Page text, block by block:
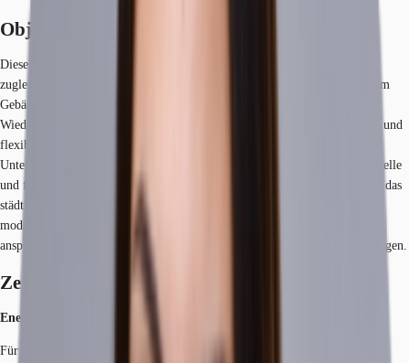
Objekt
Dieses repräsentative Bürogebäude besticht durch seine historische und
zugleich moderne Architektur. Die elegant gegliederte Fassade verleiht dem
Gebäude einen zeitlosen Charakter und sorgt für einen hohen
Wiedererkennungswert. Im Inneren erwarten Sie hochwertig ausgestattete und
flexibel gestaltbare Büroflächen, die sich ideal an die Bedürfnisse Ihres
Unternehmens anpassen lassen. Großzügige Fensterfronten schaffen eine helle
und freundliche Arbeitsatmosphäre und bieten inspirierende Ausblicke auf das
städtische Umfeld. Die Kombination aus stilvollem Altbau-Charme und
moderner Büroinfrastruktur bietet ein einzigartiges Arbeitsumfeld für
anspruchsvolle Mieter, die Wert auf eine repräsentative Geschäftsadresse legen.
Zertifizierungen
Energieausweis
Für diese Liegenschaft liegt ein Bedarfsausweis vom 17.12.2019 vom